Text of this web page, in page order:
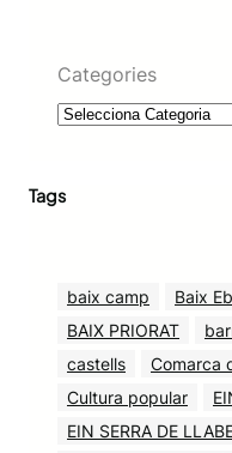
Categories
Tags
baix camp Baix
BAIX PRIORAT
castells
Comarca
Cultura popular
EIN SERRA DE